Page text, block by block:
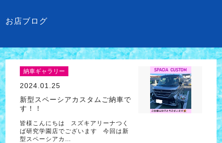
お店ブログ
納車ギャラリー
2024.01.25
新型スペーシアカスタムご納車で
す！！
皆様こんにちは スズキアリーナつく
ば研究学園店でございます 今回は新
型スペーシアカ…